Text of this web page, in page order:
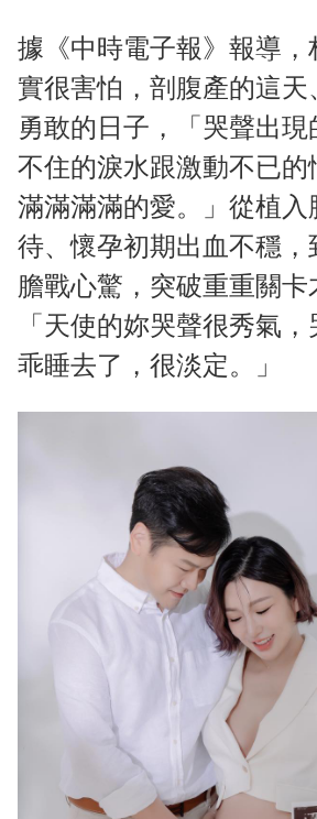
據《中時電子報》報導，
實很害怕，剖腹產的這天
勇敢的日子，「哭聲出現
不住的淚水跟激動不已的
滿滿滿滿的愛。」從植入
待、懷孕初期出血不穩，
膽戰心驚，突破重重關卡
「天使的妳哭聲很秀氣
乖睡去了，很淡定。」